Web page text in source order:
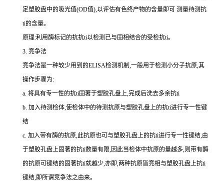
定塑胶盘中的吸光值(OD值),以评估有色终产物的含量即可 测量待测抗
ti的含量。
原理:利用酶标记的抗抗ti以检测已与固相结合的受检抗ti。
3. 竞争法
竞争法是一种较少用到的ELISA检测机制,一般用于检测小分子抗原,其
操作步骤为:
a. 将具有专一性的抗ti固著于塑胶孔盘上,完成后洗去多余抗ti
b. 加入待测检体,使检体中的待测抗原与塑胶孔盘上的抗ti进行专一性键
结
c. 加入带有酶的抗原,此抗原也可与塑胶孔盘上的抗ti进行专一性键结,由
于塑胶孔盘上固著的抗ti数量有限,因此当检体中抗原的量越多,则带有酶
的抗原可键结的固著抗ti就越少,亦即,两种抗原皆竞相与塑胶孔盘上抗ti
键结,即所谓竞争法之由来。